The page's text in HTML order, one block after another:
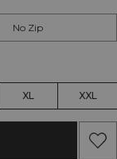
No Zip
XL XXL